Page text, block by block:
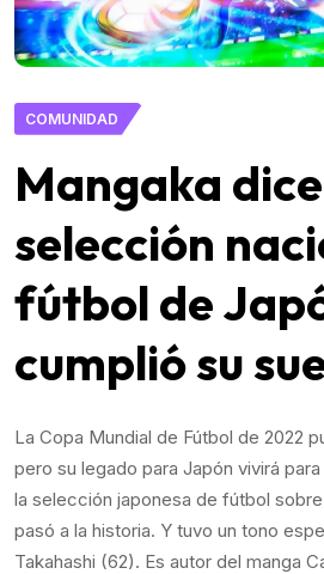
COMUNIDAD
Mangaka
selección
fútbol de
cumplió su
La Copa Mundial de Fútbol de 2022
pero su legado para Japón vivirá
la selección japonesa de fútbol sobre
pasó a la historia. Y tuvo un tono
Takahashi (62). Es autor del manga